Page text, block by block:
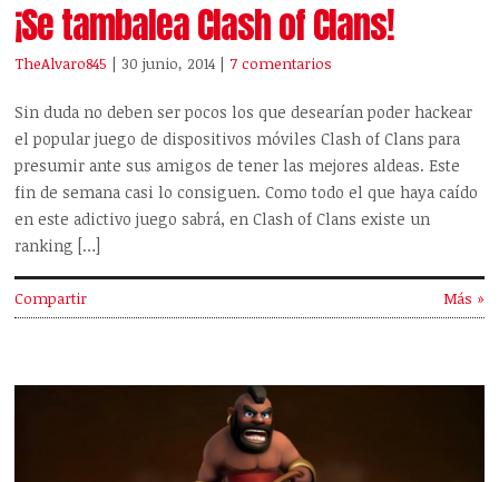
¡Se tambalea Clash of Clans!
TheAlvaro845 | 30 junio, 2014 | 7 comentarios
Sin duda no deben ser pocos los que desearían poder hackear
el popular juego de dispositivos móviles Clash of Clans para
presumir ante sus amigos de tener las mejores aldeas. Este
fin de semana casi lo consiguen. Como todo el que haya caído
en este adictivo juego sabrá, en Clash of Clans existe un
ranking […]
Compartir Más »